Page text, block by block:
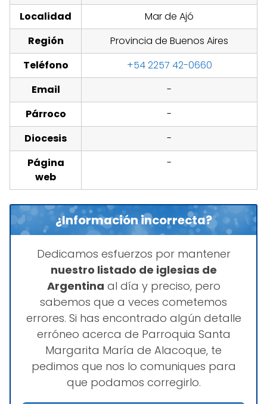
Localidad
Mar de Ajó
Región
Provincia de Buenos Aires
Teléfono
+54 2257 42-0660
Email
-
Párroco
-
Diocesis
-
Página
web
-
¿Información incorrecta?
Dedicamos esfuerzos por mantener
nuestro listado de iglesias de
Argentina al día y preciso, pero
sabemos que a veces cometemos
errores. Si has encontrado algún detalle
erróneo acerca de Parroquia Santa
Margarita María de Alacoque, te
pedimos que nos lo comuniques para
que podamos corregirlo.